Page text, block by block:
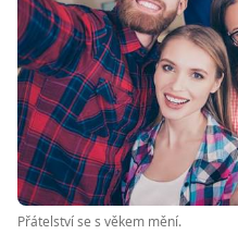
Přátelství se s věkem mění.